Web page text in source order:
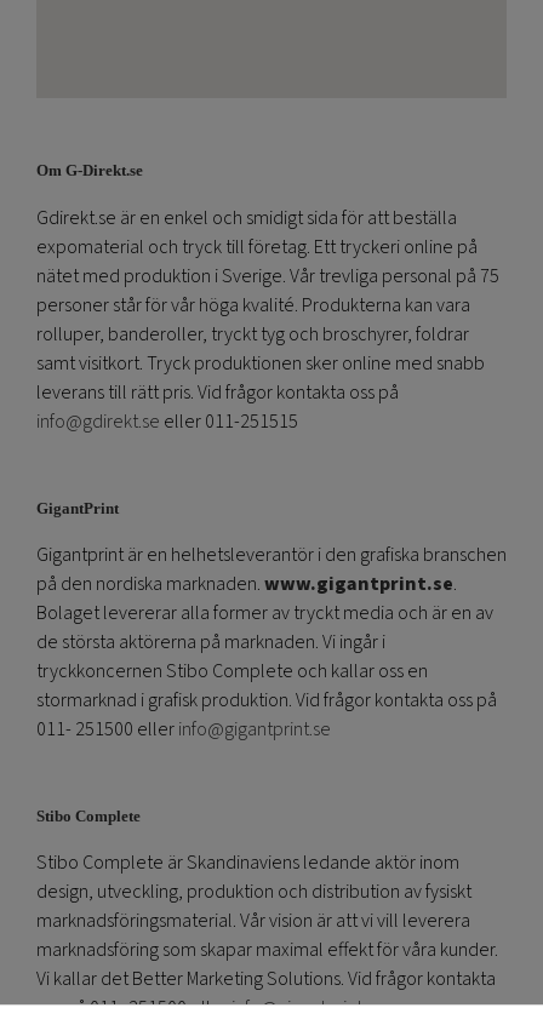
Om G-Direkt.se
Gdirekt.se är en enkel och smidigt sida för att beställa
expomaterial och tryck till företag. Ett tryckeri online på
nätet med produktion i Sverige. Vår trevliga personal på 75
personer står för vår höga kvalité. Produkterna kan vara
rolluper, banderoller, tryckt tyg och broschyrer, foldrar
samt visitkort. Tryck produktionen sker online med snabb
leverans till rätt pris. Vid frågor kontakta oss på
info@gdirekt.se eller 011-251515
GigantPrint
Gigantprint är en helhetsleverantör i den grafiska branschen
på den nordiska marknaden.www.gigantprint.se.
Bolaget levererar alla former av tryckt media och är en av
de största aktörerna på marknaden. Vi ingår i
tryckkoncernen Stibo Complete och kallar oss en
stormarknad i grafisk produktion. Vid frågor kontakta oss på
011- 251500 ellerinfo@gigantprint.se
Stibo Complete
Stibo Complete är Skandinaviens ledande aktör inom
design, utveckling, produktion och distribution av fysiskt
marknadsföringsmaterial. Vår vision är att vi vill leverera
marknadsföring som skapar maximal effekt för våra kunder.
Vi kallar det Better Marketing Solutions. Vid frågor kontakta
oss på 011- 251500 ellerinfo@gigantprint.se